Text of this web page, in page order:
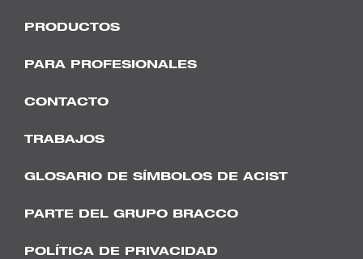
PRODUCTOS
PARA PROFESIONALES
CONTACTO
TRABAJOS
GLOSARIO DE SÍMBOLOS DE ACIST
PARTE DEL GRUPO BRACCO
POLÍTICA DE PRIVACIDAD